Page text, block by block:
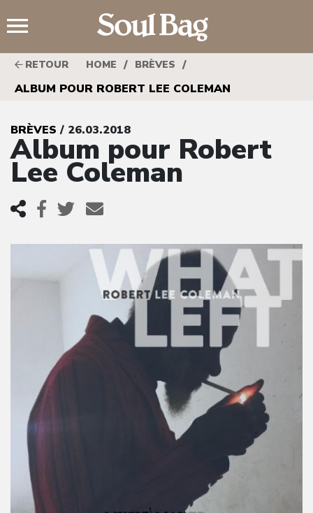
RETOUR HOME / BRÈVES /
ALBUM POUR ROBERT LEE COLEMAN
BRÈVES / 26.03.2018
Album pour Robert
Lee Coleman